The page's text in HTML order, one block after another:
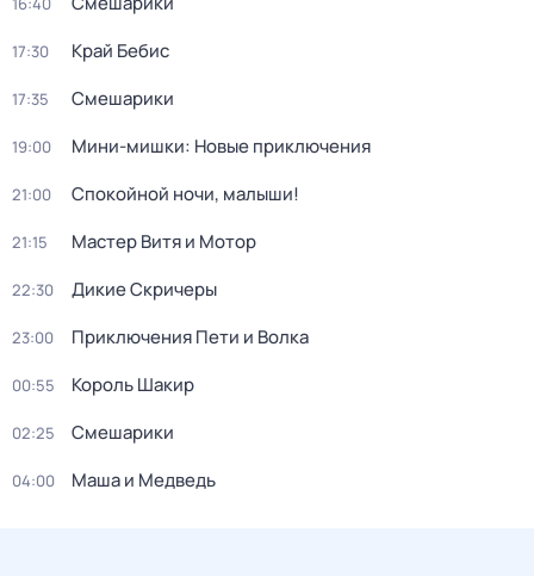
17:30 Край Бебис
17:35 Смешарики
19:00 Мини-мишки: Новые приключения
21:00 Спокойной ночи, малыши!
21:15 Мастер Витя и Мотор
22:30 Дикие Скричеры
23:00 Приключения Пети и Волка
00:55 Король Шакир
02:25 Смешарики
04:00 Маша и Медведь